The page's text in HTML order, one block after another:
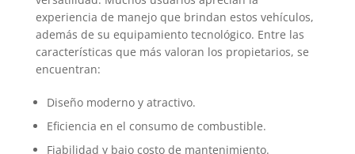
experiencia de manejo que brindan estos vehículos,
además de su equipamiento tecnológico. Entre las
características que más valoran los propietarios, se
encuentran:
Diseño moderno y atractivo.
Eficiencia en el consumo de combustible.
Fiabilidad y bajo costo de mantenimiento.